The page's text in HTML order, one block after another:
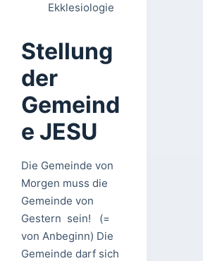
Ekklesiologie
Stellung
der
Gemeind
e JESU
Die Gemeinde von
Morgen muss die
Gemeinde von
Gestern sein! (=
von Anbeginn) Die
Gemeinde darf sich